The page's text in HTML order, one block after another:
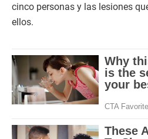
cinco personas y las lesiones
ellos.